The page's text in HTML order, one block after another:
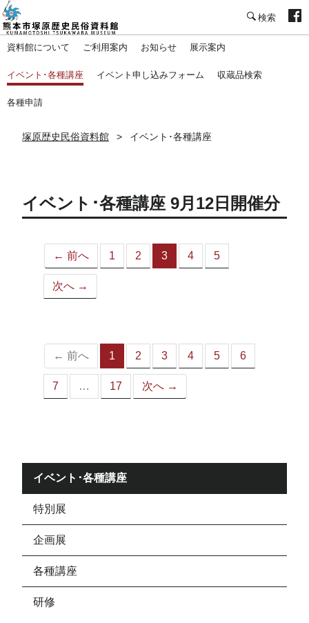
資料館について ご利用案内 お知らせ 展示案内
イベント･各種講座 イベント申し込みフォーム 収蔵品検索
各種申請
塚原歴史民俗資料館 イベント･各種講座
イベント･各種講座 9月12日開催分
← 前へ 1 2 3
（こ
4 5
次へ →
← 前へ 1
（こ
の
2 3 4 5 6
7 … 17 次へ →
イベント･各種講座
特別展
企画展
各種講座
研修